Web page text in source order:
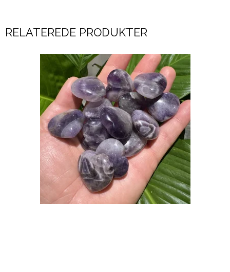
RELATEREDE PRODUKTER